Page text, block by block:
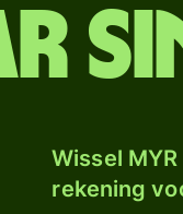
Wissel
rekening